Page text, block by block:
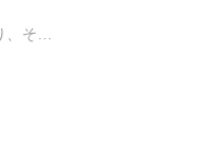
です。
ッ
は、
その
々の
は、